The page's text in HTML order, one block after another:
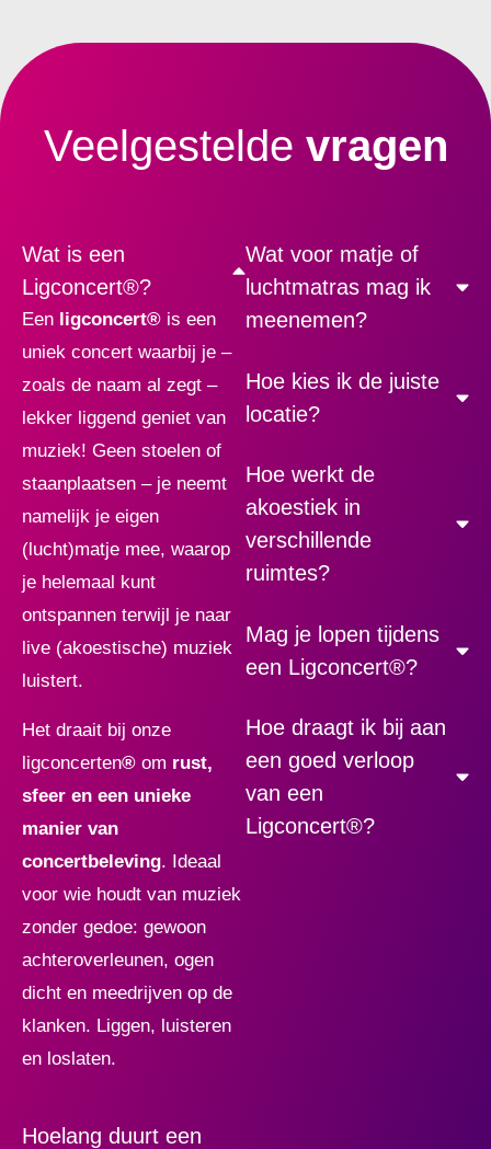
Veelgestelde vragen
Wat is een
Ligconcert®?
Een ligconcert® is een
uniek concert waarbij je –
zoals de naam al zegt –
lekker liggend geniet van
muziek! Geen stoelen of
staanplaatsen – je neemt
namelijk je eigen
(lucht)matje mee, waarop
je helemaal kunt
ontspannen terwijl je naar
live (akoestische) muziek
luistert.
Het draait bij onze
ligconcerten® om rust,
sfeer en een unieke
manier van
concertbeleving. Ideaal
voor wie houdt van muziek
zonder gedoe: gewoon
achteroverleunen, ogen
dicht en meedrijven op de
klanken. Liggen, luisteren
en loslaten.
Hoelang duurt een
Wat voor matje of
luchtmatras mag ik
meenemen?
Hoe kies ik de juiste
locatie?
Hoe werkt de
akoestiek in
verschillende
ruimtes?
Mag je lopen tijdens
een Ligconcert®?
Hoe draagt ik bij aan
een goed verloop
van een
Ligconcert®?